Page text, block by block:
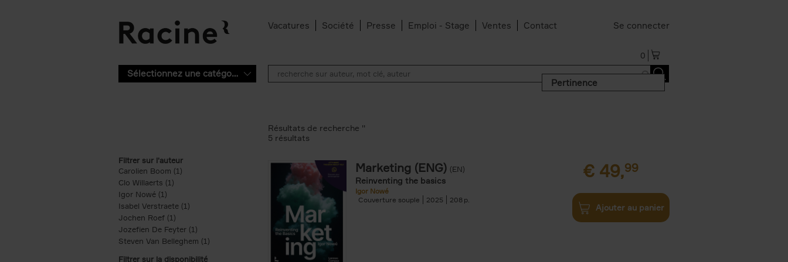
Vacatures Société Presse Emploi - Stage Ventes Contact Se connecter
0
Sélectionnez une catégorie
Pertinence
Filtrer sur l'auteur
Carolien Boom (1)
Clo Willaerts (1)
Igor Nowé (1)
Isabel Verstraete (1) Apply Isabel Verstraete filter
Jochen Roef (1)
Jozefien De Feyter (1) Apply Jozefien De Feyter filter
Steven Van Belleghem (1) Apply Steven Van Belleghem filter
Filtrer sur la disponibilité
Résultats de recherche ''
5 résultats
Marketing (ENG) (EN)
Reinventing the basics
Igor Nowé
Couverture souple
2025 208
€ 49,99
Ajouter au panier